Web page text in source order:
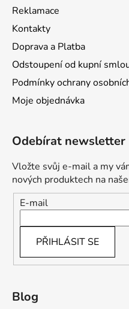
Reklamace
Kontakty
Doprava a Platba
Odstoupení od kupní
Podmínky ochrany
Moje objednávka
Odebírat newsletter
Vložte svůj e-mail a my
nových produktech na
E-mail
PŘIHLÁSIT SE
Blog